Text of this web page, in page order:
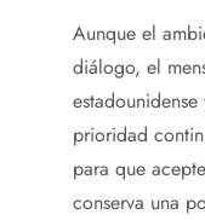
Aunque el
diálogo, el
prioridad
para que
conserva una